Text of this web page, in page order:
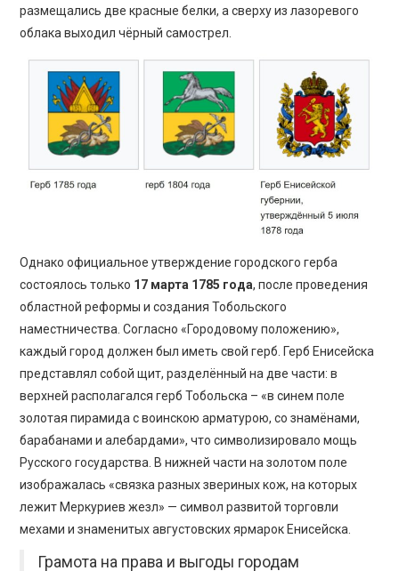
размещались две красные белки, а сверху из лазоревого
облака выходил чёрный самострел.
Однако официальное утверждение городского герба
состоялось только 17 марта 1785 года, после проведения
областной реформы и создания Тобольского
наместничества. Согласно «Городовому положению»,
каждый город должен был иметь свой герб. Герб Енисейска
представлял собой щит, разделённый на две части: в
верхней располагался герб Тобольска – «в синем поле
золотая пирамида с воинскою арматурою, со знамёнами,
барабанами и алебардами», что символизировало мощь
Русского государства. В нижней части на золотом поле
изображалась «связка разных звериных кож, на которых
лежит Меркуриев жезл» — символ развитой торговли
мехами и знаменитых августовских ярмарок Енисейска.
Грамота на права и выгоды городам